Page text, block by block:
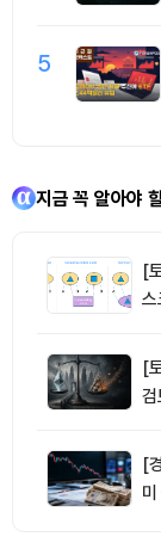
5
지금 꼭 알아야
[
스
[
검
[